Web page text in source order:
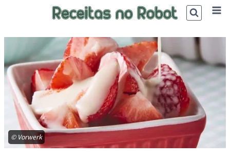
© Vorwerk